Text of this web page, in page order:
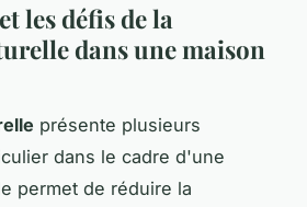
les défis de la
dans une maison
présente plusieurs
dans le cadre d'une
permet de réduire la